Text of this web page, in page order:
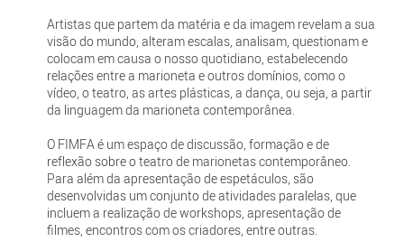
Artistas que partem da matéria e da imagem revelam a sua
visão do mundo, alteram escalas, analisam, questionam e
colocam em causa o nosso quotidiano, estabelecendo
relações entre a marioneta e outros domínios, como o
vídeo, o teatro, as artes plásticas, a dança, ou seja, a partir
da linguagem da marioneta contemporânea.
O FIMFA é um espaço de discussão, formação e de
reflexão sobre o teatro de marionetas contemporâneo.
Para além da apresentação de espetáculos, são
desenvolvidas um conjunto de atividades paralelas, que
incluem a realização de workshops, apresentação de
filmes, encontros com os criadores, entre outras.